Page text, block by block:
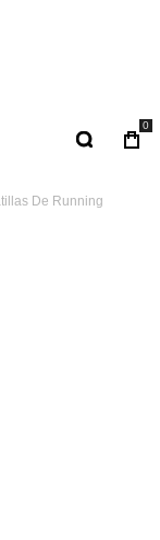
0
De Running